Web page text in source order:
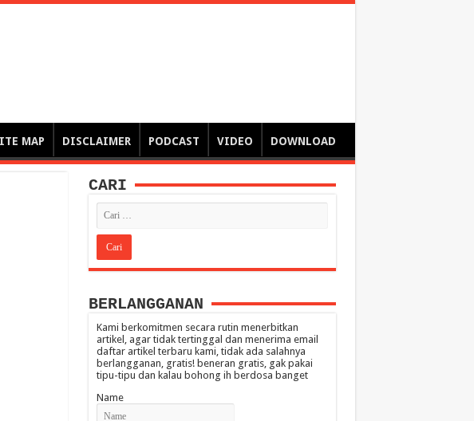
MAP DISCLAIMER PODCAST VIDEO DOWNLOAD
CARI
BERLANGGANAN
Kami berkomitmen secara rutin menerbitkan
artikel, agar tidak tertinggal dan menerima email
daftar artikel terbaru kami, tidak ada salahnya
berlangganan, gratis! beneran gratis, gak pakai
tipu-tipu dan kalau bohong ih berdosa banget
Name